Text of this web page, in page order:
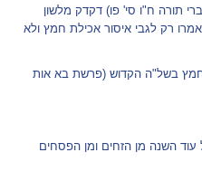
תורה ח"ו סי' פו) דקדק מלשון
רק לגבי איסור אכילת חמץ ולא
חמץ בשל"ה הקדוש (פרשת בא אות
השנה מן הזחים ומן הפסחים